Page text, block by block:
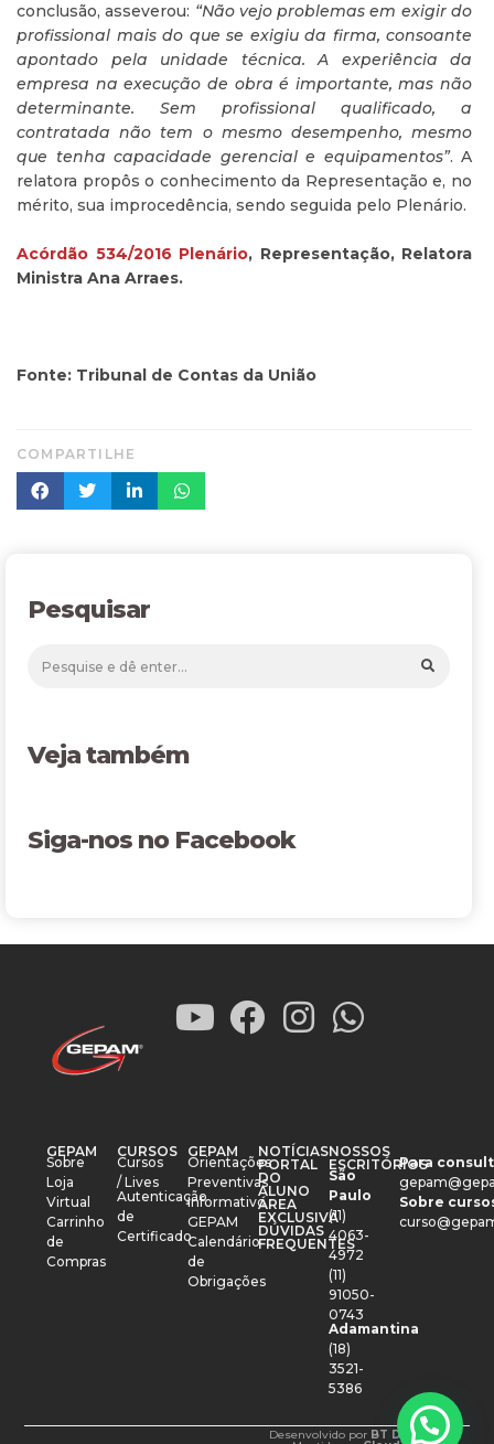
conclusão, asseverou: “Não vejo problemas em exigir do
profissional mais do que se exigiu da firma, consoante
apontado pela unidade técnica. A experiência da
empresa na execução de obra é importante, mas não
determinante. Sem profissional qualificado, a
contratada não tem o mesmo desempenho, mesmo
que tenha capacidade gerencial e equipamentos”. A
relatora propôs o conhecimento da Representação e, no
mérito, sua improcedência, sendo seguida pelo Plenário.
Acórdão 534/2016 Plenário, Representação, Relatora
Ministra Ana Arraes.
Fonte: Tribunal de Contas da União
COMPARTILHE
Pesquisar
Veja também
Siga-nos no Facebook
GEPAM
Sobre
Loja
Virtual
Carrinho
de
Compras
CURSOS
Cursos
/ Lives
Autenticação
de
Certificado
GEPAM
Orientações
Preventivas
Informativo
GEPAM
Calendário
de
Obrigações
NOTÍCIAS
PORTAL
DO
ALUNO
ÁREA
EXCLUSIVA
DÚVIDAS
FREQUENTES
NOSSOS
ESCRITÓRIOS
São
Paulo
(11)
4063-
4972
(11)
91050-
0743
Adamantina
(18)
3521-
5386
Para
Sobre
Desenvolvido por BT Design